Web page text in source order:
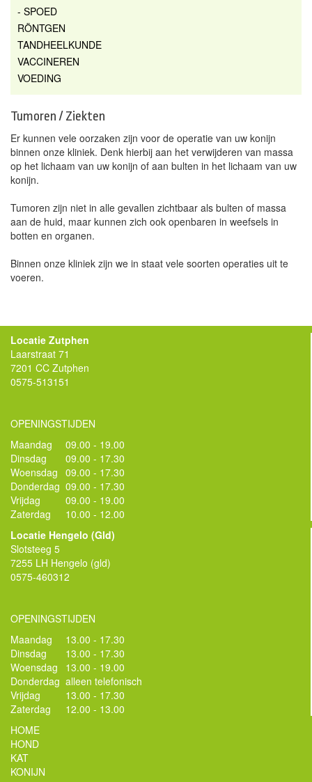
- SPOED
RÖNTGEN
TANDHEELKUNDE
VACCINEREN
VOEDING
Tumoren / Ziekten
Er kunnen vele oorzaken zijn voor de operatie van uw konijn
binnen onze kliniek. Denk hierbij aan het verwijderen van massa
op het lichaam van uw konijn of aan bulten in het lichaam van uw
konijn.
Tumoren zijn niet in alle gevallen zichtbaar als bulten of massa
aan de huid, maar kunnen zich ook openbaren in weefsels in
botten en organen.
Binnen onze kliniek zijn we in staat vele soorten operaties uit te
voeren.
Locatie Zutphen
Laarstraat 71
7201 CC Zutphen
0575-513151
OPENINGSTIJDEN
Maandag
09.00 - 19.00
Dinsdag
09.00 - 17.30
Woensdag 09.00 - 17.30
Donderdag 09.00 - 17.30
Vrijdag
09.00 - 19.00
Zaterdag
10.00 - 12.00
Locatie Hengelo (Gld)
Slotsteeg 5
7255 LH Hengelo (gld)
0575-460312
OPENINGSTIJDEN
Maandag
13.00 - 17.30
Dinsdag
13.00 - 17.30
Woensdag
13.00 - 19.00
Donderdag alleen telefonisch
Vrijdag
13.00 - 17.30
Zaterdag
12.00 - 13.00
HOME
HOND
KAT
KONIJN